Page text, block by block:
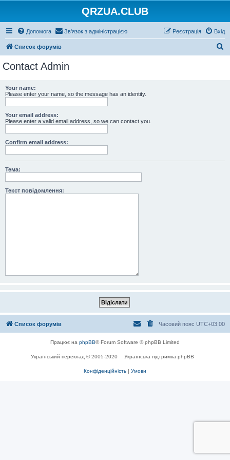
QRZUA.CLUB
Допомога Зв'язок з адміністрацією Вхід
Реєстрація
Список форумів
Contact Admin
Your name:
Please enter your name, so the message has an identity.
Your email address:
Please enter a valid email address, so we can contact you.
Confirm email address:
Тема:
Текст повідомлення:
Список форумів Часовий пояс UTC+03:00
Працює на phpBB® Forum Software © phpBB Limited
Український переклад © 2005-2020 Українська підтримка phpBB
Конфіденційність | Умови